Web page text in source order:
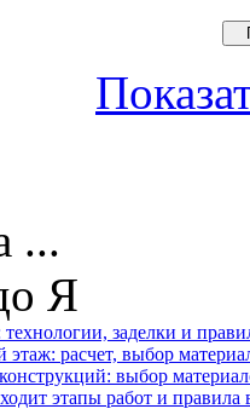
...
Я
заделки и
этаж: расчет, выбор
выбор
этапы работ и